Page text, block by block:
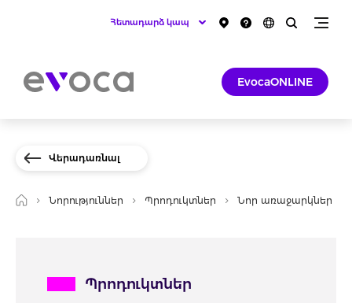
Հետադարձ կապ
EvocaONLINE
Վերադառնալ
Նորություններ Պրոդուկտներ Նոր առաջարկներ
Պրոդուկտներ